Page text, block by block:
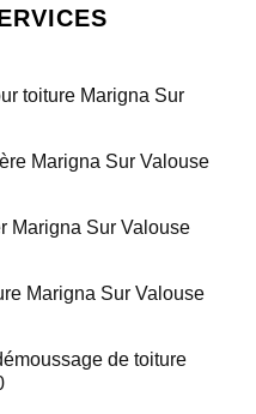
toiture Marigna Sur
Marigna Sur Valouse
Marigna Sur Valouse
Marigna Sur Valouse
de toiture